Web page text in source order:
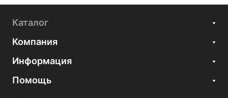
Каталог
Компания
Информация
Помощь